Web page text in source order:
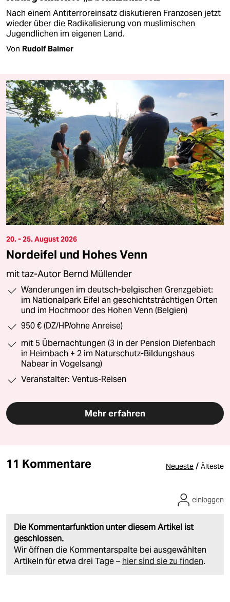
Nach einem Antiterroreinsatz diskutieren Franzosen jetzt
wieder über die Radikalisierung von muslimischen
Jugendlichen im eigenen Land.
Von Rudolf Balmer
20. - 25. August 2026
Nordeifel und Hohes Venn
mit taz-Autor Bernd Müllender
Wanderungen im deutsch-belgischen Grenzgebiet:
im Nationalpark Eifel an geschichtsträchtigen Orten
und im Hochmoor des Hohen Venn (Belgien)
950 € (DZ/HP/ohne Anreise)
mit 5 Übernachtungen (3 in der Pension Diefenbach
in Heimbach + 2 im Naturschutz-Bildungshaus
Nabear in Vogelsang)
Veranstalter: Ventus-Reisen
Mehr erfahren
11 Kommentare Neueste / Älteste
Die Kommentarfunktion unter diesem Artikel ist
geschlossen.
Wir öffnen die Kommentarspalte bei ausgewählten
Artikeln für etwa drei Tage – hier sind sie zu finden.
einloggen